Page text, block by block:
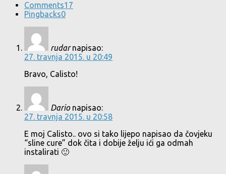
Comments17
Pingbacks0
rudar napisao:
27. travnja 2015. u 20:49
Bravo, Calisto!
Dario napisao:
27. travnja 2015. u 20:58
E moj Calisto.. ovo si tako lijepo napisao da čovjeku
“sline cure” dok čita i dobije želju ići ga odmah
instalirati 🙂